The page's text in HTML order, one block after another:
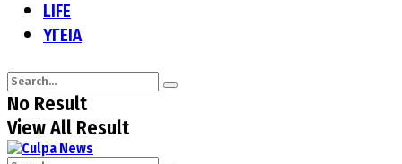
LIFE
ΥΓΕΙΑ
No Result
View All Result